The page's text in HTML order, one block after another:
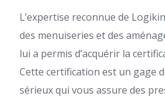
L’expertise reconnue de
des menuiseries et des
lui a permis d’acquérir la
Cette certification est un gage
sérieux qui vous assure des